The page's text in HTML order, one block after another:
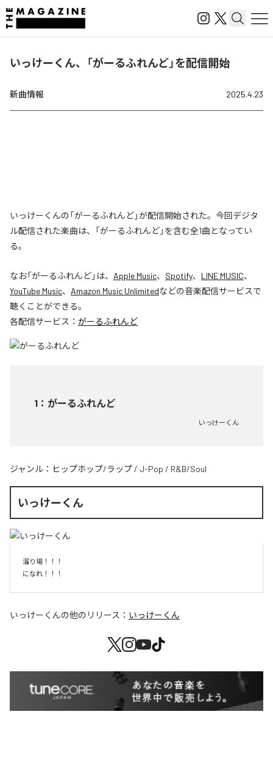
いっけーくん、「がーるふれんど」を配信開始
新曲情報 2025.4.23
いっけーくんの「がーるふれんど」が配信開始された。今回デジタ
ル配信された楽曲は、「がーるふれんど」を含む全1曲となってい
る。
なお「がーるふれんど」は、 Apple Music、 Spotify、 LINE MUSIC、
YouTube Music、 Amazon Music Unlimitedなどの音楽配信サービスで
聴くことができる。
各配信サービス： がーるふれんど
1 ： がーるふれんど
いっけーくん
ジャンル： ヒップホップ/ラップ / J-Pop / R&B/Soul
いっけーくん
溜り場！！！
になれ！！！
いっけーくんの他のリリース： いっけーくん